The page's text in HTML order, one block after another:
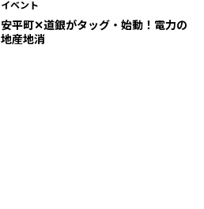
イベント
安平町✕道銀がタッグ・始動！電力の
地産地消